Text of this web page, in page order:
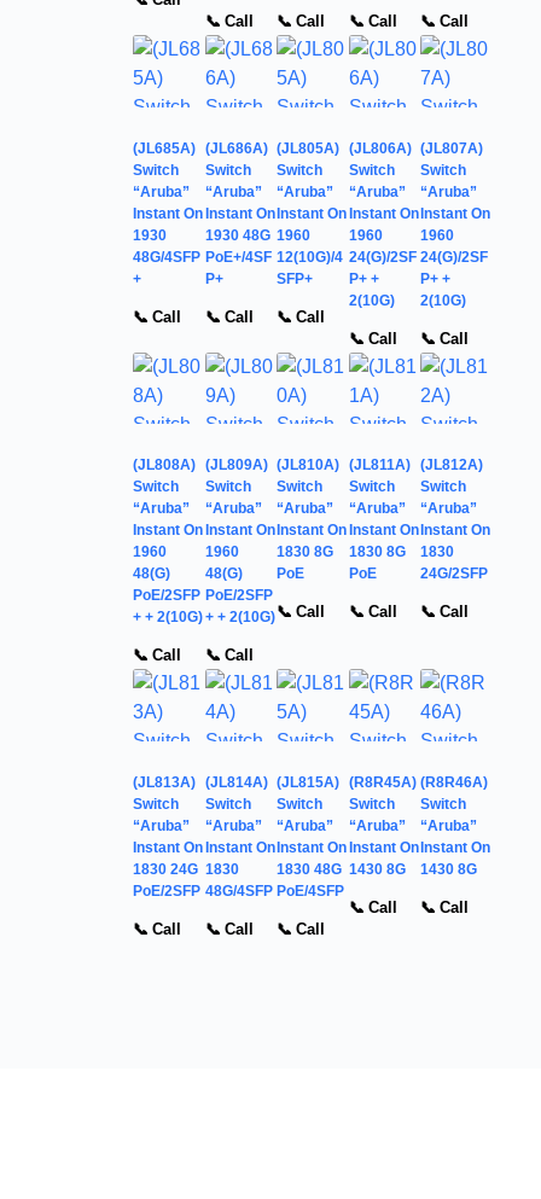
📞 Call
📞 Call 📞 Call 📞 Call
(JL685A)
Switch
“Aruba”
Instant On
1930
48G/4SFP
+
📞 Call
(JL686A)
Switch
“Aruba”
Instant On
1930 48G
PoE+/4SF
P+
📞 Call
(JL805A)
Switch
“Aruba”
Instant On
1960
12(10G)/4
SFP+
📞 Call
(JL806A)
Switch
“Aruba”
Instant On
1960
24(G)/2SF
P+ +
2(10G)
📞 Call
(JL807A)
Switch
“Aruba”
Instant On
1960
24(G)/2SF
P+ +
2(10G)
📞 Call
(JL808A)
Switch
“Aruba”
Instant On
1960
48(G)
PoE/2SFP
+ + 2(10G)
📞 Call
(JL809A)
Switch
“Aruba”
Instant On
1960
48(G)
PoE/2SFP
+ + 2(10G)
📞 Call
(JL810A)
Switch
“Aruba”
Instant On
1830 8G
PoE
📞 Call
(JL811A)
Switch
“Aruba”
Instant On
1830 8G
PoE
📞 Call
(JL812A)
Switch
“Aruba”
Instant On
1830
24G/2SFP
📞 Call
(JL813A)
Switch
“Aruba”
Instant On
1830 24G
PoE/2SFP
📞 Call
(JL814A)
Switch
“Aruba”
Instant On
1830
48G/4SFP
📞 Call
(JL815A)
Switch
“Aruba”
Instant On
1830 48G
PoE/4SFP
📞 Call
(R8R45A)
Switch
“Aruba”
Instant On
1430 8G
📞 Call
(R8R46A)
Switch
“Aruba”
Instant On
1430 8G
📞 Call